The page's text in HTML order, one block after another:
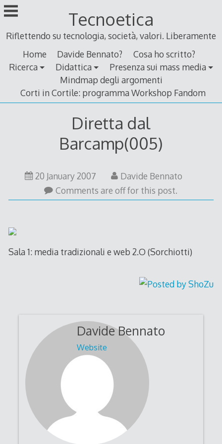
Skip
to
Tecnoetica
Riflettendo su tecnologia, società, valori. Liberamente
Home
Davide Bennato?
Cosa ho scritto?
Ricerca
Didattica
Presenza sui mass media
Mindmap degli argomenti
Corti in Cortile: programma Workshop Fandom
Diretta dal
Barcamp(005)
20 January 2007
Davide Bennato
Comments are off for this post.
Sala 1: media tradizionali e web 2.O (Sorchiotti)
Davide Bennato
Website